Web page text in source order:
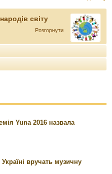
світу
Розгорнути
Yuna 2016 назвала
вручать музичну